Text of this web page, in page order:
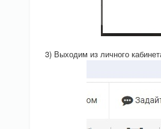
3) Выходим из личного